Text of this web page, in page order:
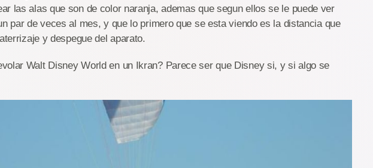
las alas que son de color naranja, ademas que segun ellos se le puede ver
par de veces al mes, y que lo primero que se esta viendo es la distancia que
y despegue del aparato.
Walt Disney World en un Ikran? Parece ser que Disney si, y si algo se